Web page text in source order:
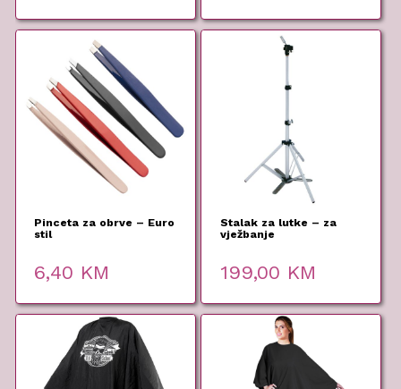
Pinceta za obrve – Euro
stil
6,40 KM
Stalak za lutke – za
vježbanje
199,00 KM